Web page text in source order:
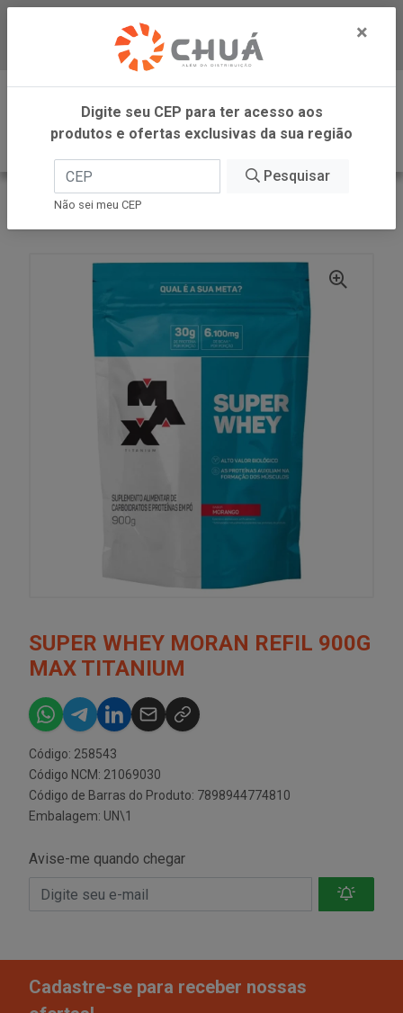
Baixe já nosso APP
0
INÍCIO
SUPER WHEY MORAN REFIL 900G
MAX TITANIUM
Código: 258543
Código NCM: 21069030
Código de Barras do Produto: 7898944774810
Embalagem: UN\1
Avise-me quando chegar
Cadastre-se para receber nossas
×
Digite seu CEP para ter acesso aos
produtos e ofertas exclusivas da sua região
Pesquisar
Não sei meu CEP